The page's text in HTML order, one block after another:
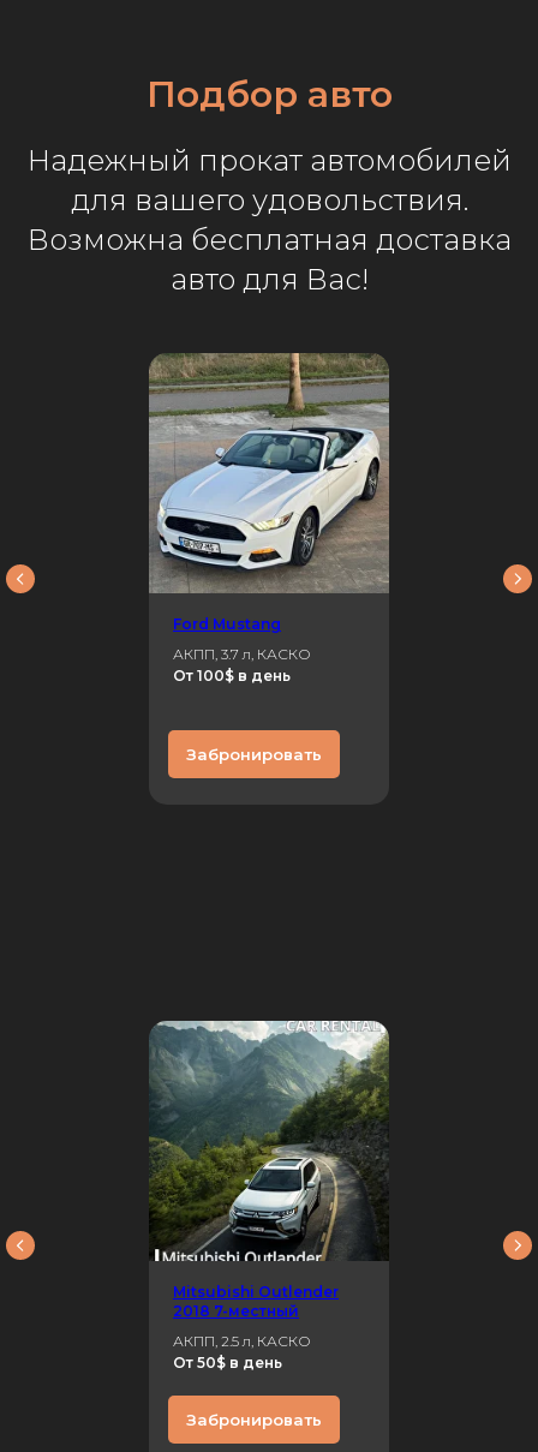
Подбор авто
Надежный прокат автомобилей
для вашего удовольствия.
Возможна бесплатная доставка
авто для Вас!
Ford Mustang
АКПП, 3.7 л, КАСКО
От 100$ в день
Забронировать
Mitsubishi Outlender
2018 7-местный
АКПП, 2.5 л, КАСКО
От 50$ в день
Забронировать